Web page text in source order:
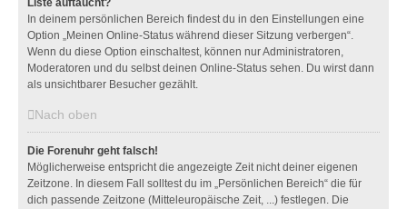
Liste auftaucht?
In deinem persönlichen Bereich findest du in den Einstellungen eine
Option „Meinen Online-Status während dieser Sitzung verbergen“.
Wenn du diese Option einschaltest, können nur Administratoren,
Moderatoren und du selbst deinen Online-Status sehen. Du wirst dann
als unsichtbarer Besucher gezählt.
Nach oben
Die Forenuhr geht falsch!
Möglicherweise entspricht die angezeigte Zeit nicht deiner eigenen
Zeitzone. In diesem Fall solltest du im „Persönlichen Bereich“ die für
dich passende Zeitzone (Mitteleuropäische Zeit, ...) festlegen. Die